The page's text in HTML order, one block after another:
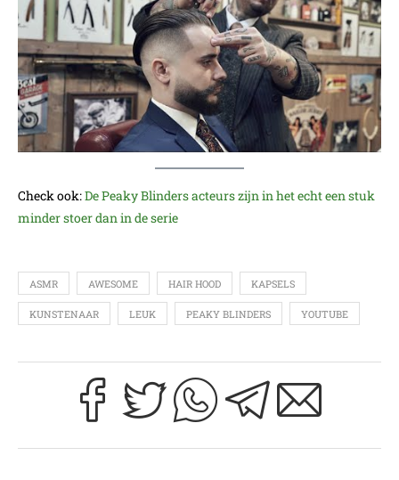
Check ook:De Peaky Blinders acteurs zijn in het echt een stuk
minder stoer dan in de serie
ASMR AWESOME HAIR HOOD KAPSELS
KUNSTENAAR LEUK PEAKY BLINDERS YOUTUBE